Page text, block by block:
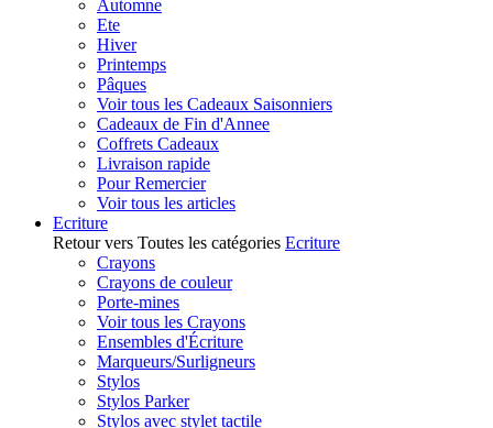
Automne
Ete
Hiver
Printemps
Pâques
Voir tous les Cadeaux Saisonniers
Cadeaux de Fin d'Annee
Coffrets Cadeaux
Livraison rapide
Pour Remercier
Voir tous les articles
Ecriture
Retour vers Toutes les catégories Ecriture
Crayons
Crayons de couleur
Porte-mines
Voir tous les Crayons
Ensembles d'Écriture
Marqueurs/Surligneurs
Stylos
Stylos Parker
Stylos avec stylet tactile